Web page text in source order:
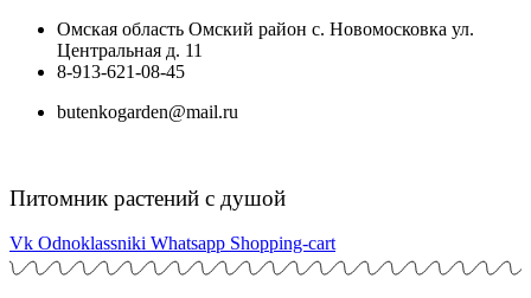
Перейти
содержимому
Омская область Омский район с. Новомосковка ул.
Центральная д. 11
8-913-621-08-45
butenkogarden@mail.ru
Питомник растений с душой
Vk Odnoklassniki Whatsapp Shopping-cart